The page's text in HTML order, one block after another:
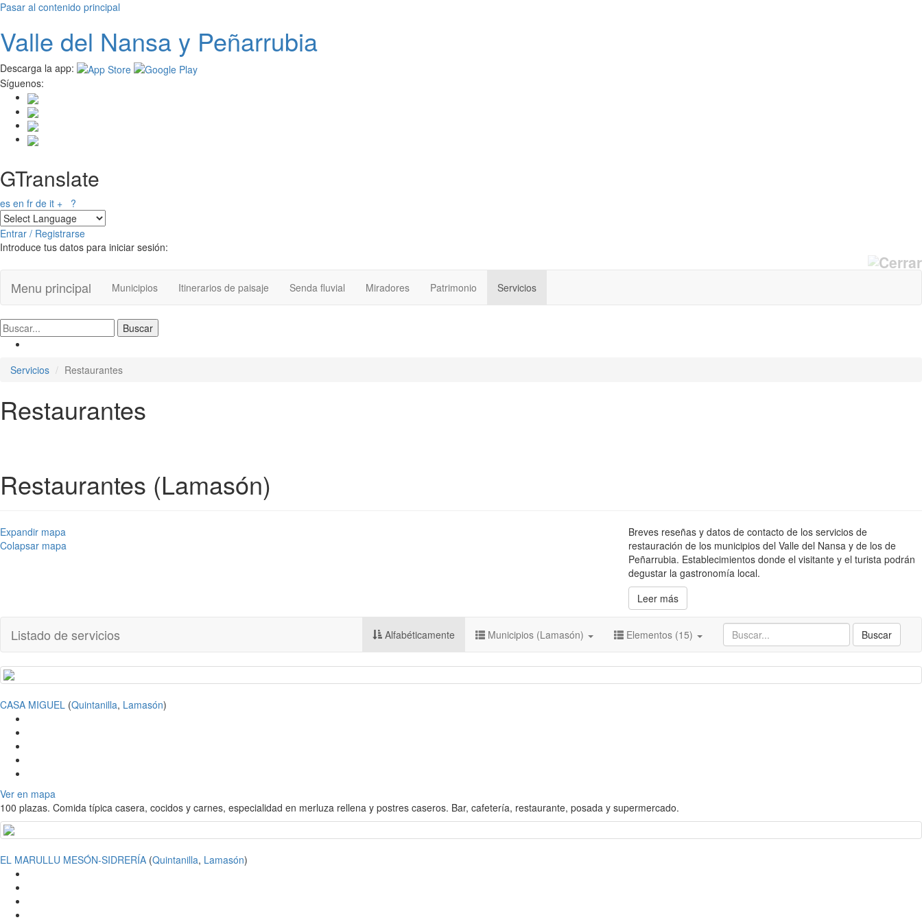
Pasar al contenido principal
Valle del Nansay Peñarrubia
Descarga la app:
Síguenos:
GTranslate
es en fr de it + ?
Entrar / Registrarse
Introduce tus datos para iniciar sesión:
Menu principal Municipios Itinerarios de paisaje Senda fluvial Miradores Patrimonio Servicios
Servicios Restaurantes
Restaurantes
Restaurantes (Lamasón)
Expandir mapa
Colapsar mapa
Breves reseñas y datos de contacto de los servicios de
restauración de los municipios del Valle del Nansa y de los de
Peñarrubia. Establecimientos donde el visitante y el turista podrán
degustar la gastronomía local.
Leer más
Listado de servicios Buscar
Alfabéticamente Municipios (Lamasón) Elementos (15)
CASA MIGUEL (Quintanilla, Lamasón)
Ver en mapa
100 plazas. Comida típica casera, cocidos y carnes, especialidad en merluza rellena y postres caseros. Bar, cafetería, restaurante, posada y supermercado.
EL MARULLU MESÓN-SIDRERÍA (Quintanilla, Lamasón)